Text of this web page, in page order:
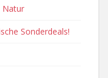
Natur
Sonderdeals!